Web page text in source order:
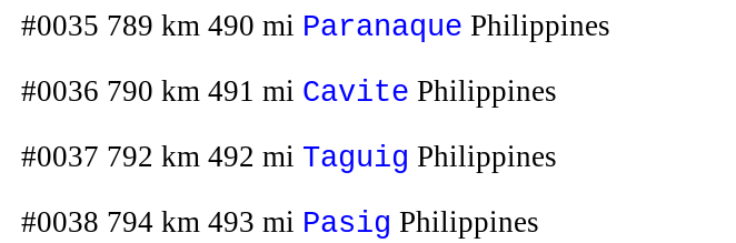
#0035 789 km 490 mi Paranaque Philippines
#0036 790 km 491 mi Cavite Philippines
#0037 792 km 492 mi Taguig Philippines
#0038 794 km 493 mi Pasig Philippines